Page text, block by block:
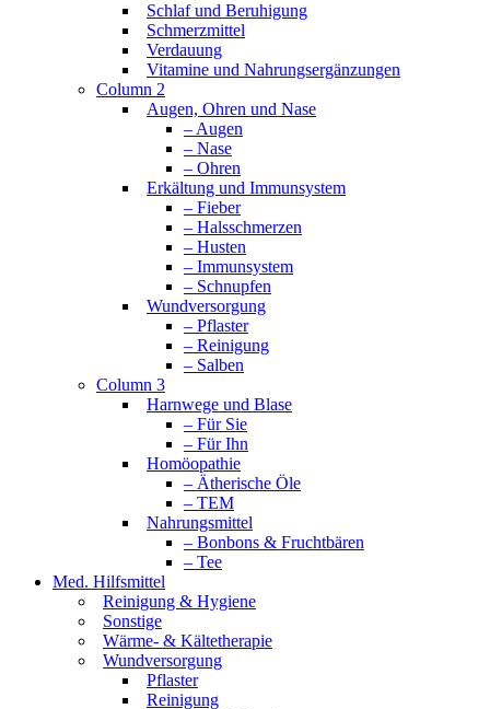
Schlaf und Beruhigung
Schmerzmittel
Verdauung
Vitamine und Nahrungsergänzungen
Column 2
Augen, Ohren und Nase
– Augen
– Nase
– Ohren
Erkältung und Immunsystem
– Fieber
– Halsschmerzen
– Husten
– Immunsystem
– Schnupfen
Wundversorgung
– Pflaster
– Reinigung
– Salben
Column 3
Harnwege und Blase
– Für Sie
– Für Ihn
Homöopathie
– Ätherische Öle
– TEM
Nahrungsmittel
– Bonbons & Fruchtbären
– Tee
Med. Hilfsmittel
Reinigung & Hygiene
Sonstige
Wärme- & Kältetherapie
Wundversorgung
Pflaster
Reinigung